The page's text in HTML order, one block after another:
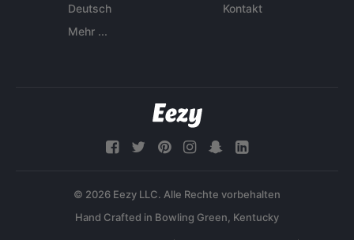
Deutsch
Mehr ...
Kontakt
© 2026 Eezy LLC. Alle Rechte vorbehalten